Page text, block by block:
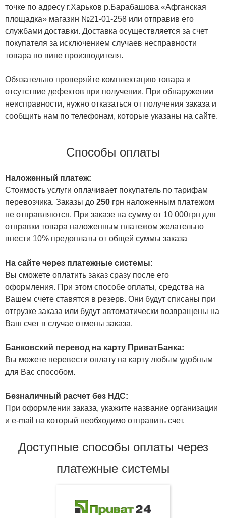
точке по адресу г.Харьков р.Барабашова «Афганская
площадка» магазин №21-01-258 или отправив его
службами доставки. Доставка осуществляется за счет
покупателя за исключением случаев несправности
товара по вине производителя.
Обязательно проверяйте комплектацию товара и
отсутствие дефектов при получении. При обнаружении
неисправности, нужно отказаться от получения заказа и
сообщить нам по телефонам, которые указаны на сайте.
Способы оплаты
Наложенный платеж:
Стоимость услуги оплачивает покупатель по тарифам
перевозчика. Заказы до 250 грн наложенным платежом
не отправляются. При заказе на сумму от 10 000грн для
отправки товара наложенным платежом желательно
внести 10% предоплаты от общей суммы заказа
На сайте через платежные системы:
Вы сможете оплатить заказ сразу после его
оформления. При этом способе оплаты, средства на
Вашем счете ставятся в резерв. Они будут списаны при
отгрузке заказа или будут автоматически возвращены на
Ваш счет в случае отмены заказа.
Банковский перевод на карту ПриватБанка:
Вы можете перевести оплату на карту любым удобным
для Вас способом.
Безналичный расчет без НДС:
При оформлении заказа, укажите название организации
и e-mail на который необходимо отправить счет.
Доступные способы оплаты через
платежные системы